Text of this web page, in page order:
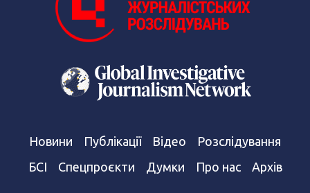
Новини Публікації Відео
Розслідування
БСІ
Спецпроєкти Думки Про нас Архів